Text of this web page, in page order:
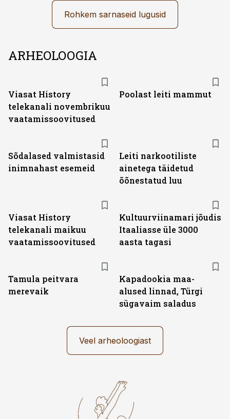
Rohkem sarnaseid lugusid
ARHEOLOOGIA
Viasat History
telekanali novembrikuu
vaatamissoovitused
Poolast leiti mammut
Sõdalased valmistasid
inimnahast esemeid
Leiti narkootiliste
ainetega täidetud
õõnestatud luu
Viasat History
telekanali maikuu
vaatamissoovitused
Kultuurviinamari jõudis
Itaaliasse üle 3000
aasta tagasi
Tamula peitvara
merevaik
Kapadookia maa-
alused linnad, Türgi
sügavaim saladus
Veel arheoloogiast